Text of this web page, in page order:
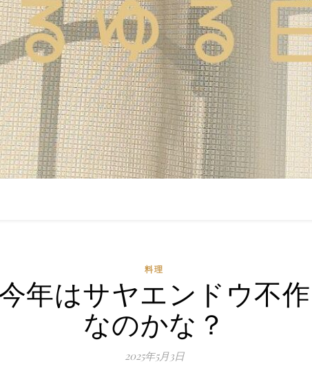
料理
年はサヤエンドウ不作
なのかな？
2025年5月3日